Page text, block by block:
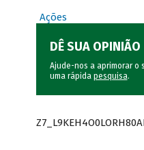
Ações
DÊ SUA OPINIÃO
Ajude-nos a aprimorar o
uma rápida pesquisa.